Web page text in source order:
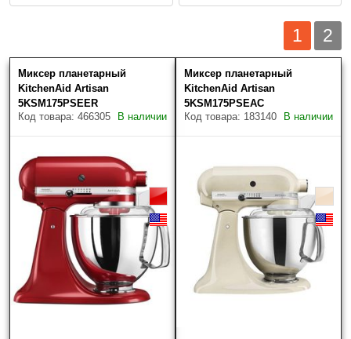
1 2
Скрыть фильтры Товаров найдено: 47
Цена (руб.)
Наличие
Только в наличии
Производитель ?
Миксер планетарный
KitchenAid Artisan
5KSM175PSEER
Код товара: 466305
В наличии
Миксер планетарный
KitchenAid Artisan
5KSM175PSEAC
Код товара: 183140
В наличии